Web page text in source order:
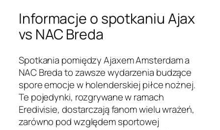
Informacje o spotkaniu Ajax
vs NAC Breda
Spotkania pomiędzy Ajaxem Amsterdam a
NAC Breda to zawsze wydarzenia budzące
spore emocje w holenderskiej piłce nożnej.
Te pojedynki, rozgrywane w ramach
Eredivisie, dostarczają fanom wielu wrażeń,
zarówno pod względem sportowej